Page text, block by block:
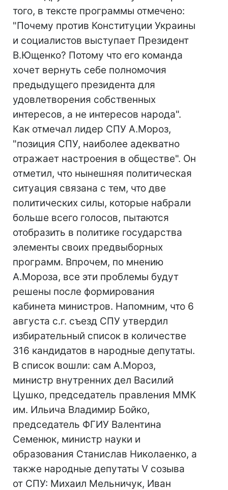
того, в тексте программы отмечено:
"Почему против Конституции Украины
и социалистов выступает Президент
В.Ющенко? Потому что его команда
хочет вернуть себе полномочия
предыдущего президента для
удовлетворения собственных
интересов, а не интересов народа".
Как отмечал лидер СПУ А.Мороз,
"позиция СПУ, наиболее адекватно
отражает настроения в обществе". Он
отметил, что нынешняя политическая
ситуация связана с тем, что две
политических силы, которые набрали
больше всего голосов, пытаются
отобразить в политике государства
элементы своих предвыборных
программ. Впрочем, по мнению
А.Мороза, все эти проблемы будут
решены после формирования
кабинета министров. Напомним, что 6
августа с.г. съезд СПУ утвердил
избирательный список в количестве
316 кандидатов в народные депутаты.
В список вошли: сам А.Мороз,
министр внутренних дел Василий
Цушко, председатель правления ММК
им. Ильича Владимир Бойко,
председатель ФГИУ Валентина
Семенюк, министр науки и
образования Станислав Николаенко, а
также народные депутаты V созыва
от СПУ: Михаил Мельничук, Иван